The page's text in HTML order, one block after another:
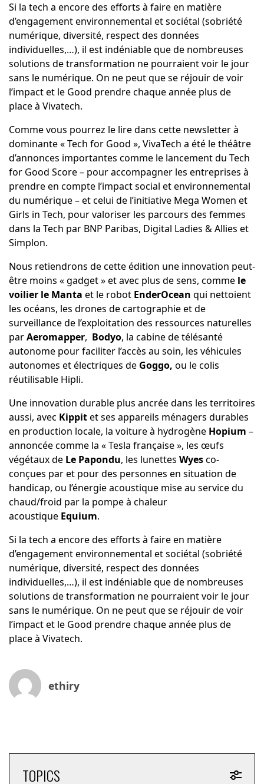
Si la tech a encore des efforts à faire en matière
d’engagement environnemental et sociétal (sobriété
numérique, diversité, respect des données
individuelles,…), il est indéniable que de nombreuses
solutions de transformation ne pourraient voir le jour
sans le numérique. On ne peut que se réjouir de voir
l’impact et le Good prendre chaque année plus de
place à Vivatech.
Comme vous pourrez le lire dans cette newsletter à
dominante « Tech for Good », VivaTech a été le théâtre
d’annonces importantes comme le lancement du Tech
for Good Score – pour accompagner les entreprises à
prendre en compte l’impact social et environnemental
du numérique – et celui de l’initiative Mega Women et
Girls in Tech, pour valoriser les parcours des femmes
dans la Tech par BNP Paribas, Digital Ladies & Allies et
Simplon.
Nous retiendrons de cette édition une innovation peut-
être moins « gadget » et avec plus de sens, comme le
voilier le Manta et le robot EnderOcean qui nettoient
les océans, les drones de cartographie et de
surveillance de l’exploitation des ressources naturelles
parAeromapper, Bodyo, la cabine de télésanté
autonome pour faciliter l’accès au soin, les véhicules
autonomes et électriques de Goggo, ou le colis
réutilisable Hipli.
Une innovation durable plus ancrée dans les territoires
aussi, avec Kippitet ses appareils ménagers durables
en production locale, la voiture à hydrogène Hopium –
annoncée comme la « Tesla française », les œufs
végétaux de Le Papondu, les lunettes Wyesco-
conçues par et pour des personnes en situation de
handicap, ou l’énergie acoustique mise au service du
chaud/froid par la pompe à chaleur
acoustique Equium.
Si la tech a encore des efforts à faire en matière
d’engagement environnemental et sociétal (sobriété
numérique, diversité, respect des données
individuelles,…), il est indéniable que de nombreuses
solutions de transformation ne pourraient voir le jour
sans le numérique. On ne peut que se réjouir de voir
l’impact et le Good prendre chaque année plus de
place à Vivatech.
ethiry
TOPICS